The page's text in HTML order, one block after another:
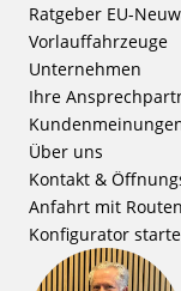
Ratgeber EU-
Vorlauffahrzeuge
Unternehmen
Ihre
Über uns
Kontakt &
Anfahrt mit
Konfigurator